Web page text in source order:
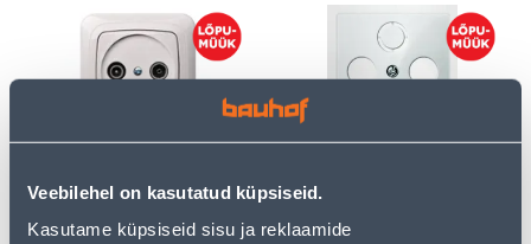
Veebilehel on kasutatud küpsiseid.
Kasutame küpsiseid sisu ja reklaamide
R-TA VALGE ALFA
SYSTEM M MERTEN